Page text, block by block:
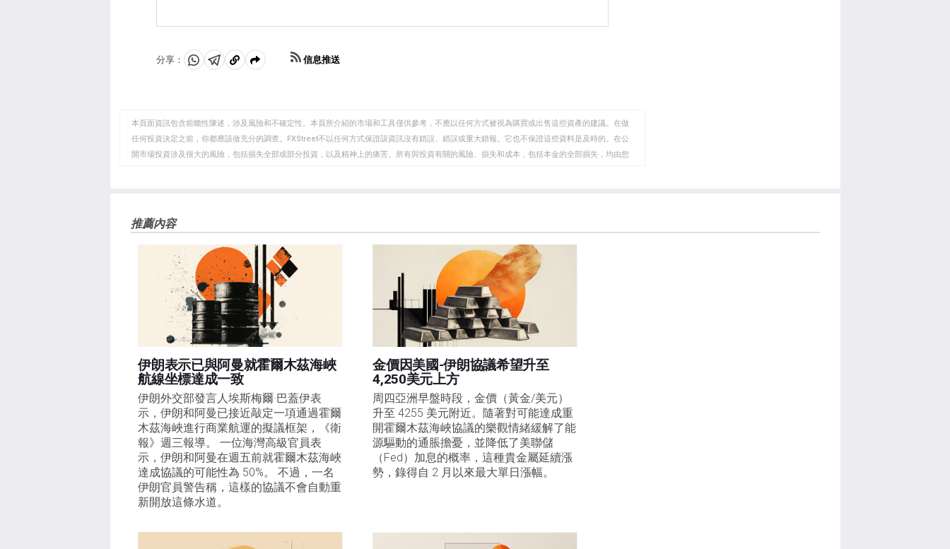
迅速推高黃金價格，因其避險地位。作為一種低收益資產，黃金往往會隨著利率下降
價，大多數走勢取決於美元(USD)的表現。強勢美元傾向於控製金價，而弱勢美元則可
能推高金價。
分享：
分
WhatsApp
分
Telegram
複
剪
貼
板
信息推送
本頁面資訊包含前瞻性陳述，涉及風險和不確定性。本頁所介紹的市場和工具僅供參考，不應以任何方式被視為購買或出售這些資產的建議。在做
任何投資決定之前，你都應該做充分的調查。FXStreet不以任何方式保證該資訊沒有錯誤、錯誤或重大錯報。它也不保證這些資料是及時的。在公
開市場投資涉及很大的風險，包括損失全部或部分投資，以及精神上的痛苦。所有與投資有關的風險、損失和成本，包括本金的全部損失，均由您
FXStreet和作者不提供個性化的建議。作者對該資訊的準確性、完整性或適用性不作任何陳述。FXStreet和作者將不承擔任何錯誤，遺漏或任何損
失，傷害或損害由此資訊及其顯示或使用引起的。錯誤和遺漏除外。本文作者和FXStreet並非註冊投資顧問，本文內容無意提供任何投資建議。
推薦內容
伊朗表示已與阿曼就霍爾木茲海峽
航線坐標達成一致
伊朗外交部發言人埃斯梅爾·巴蓋伊表
示，伊朗和阿曼已接近敲定一項通過霍爾
木茲海峽進行商業航運的擬議框架，《衛
報》週三報導。 一位海灣高級官員表
示，伊朗和阿曼在週五前就霍爾木茲海峽
達成協議的可能性為 50%。 不過，一名
伊朗官員警告稱，這樣的協議不會自動重
新開放這條水道。
金價因美國-伊朗協議希望升至
4,250美元上方
周四亞洲早盤時段，金價（黃金/美元）
升至 4255 美元附近。隨著對可能達成重
開霍爾木茲海峽協議的樂觀情緒緩解了能
源驅動的通脹擔憂，並降低了美聯儲
（Fed）加息的概率，這種貴金屬延續漲
勢，錄得自 2 月以來最大單日漲幅。